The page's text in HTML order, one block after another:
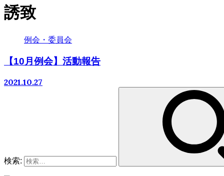
誘致
例会・委員会
【10月例会】活動報告
2021.10.27
検索: